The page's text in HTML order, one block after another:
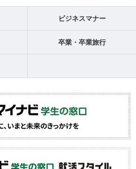
ビジネスマナー
卒業・卒業旅行